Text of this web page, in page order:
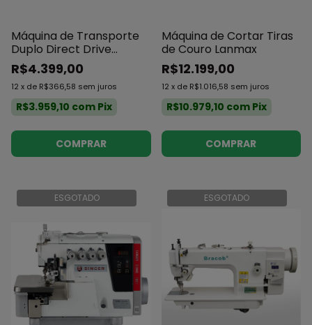
Máquina de Transporte
Duplo Direct Drive
Megamak
R$4.399,00
12 x de R$366,58 sem juros
R$3.959,10 com Pix
COMPRAR
Máquina de Cortar Tiras
de Couro Lanmax
R$12.199,00
12 x de R$1.016,58 sem juros
R$10.979,10 com Pix
ESGOTADO ESGOTADO